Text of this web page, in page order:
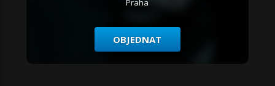
OBJEDNAT